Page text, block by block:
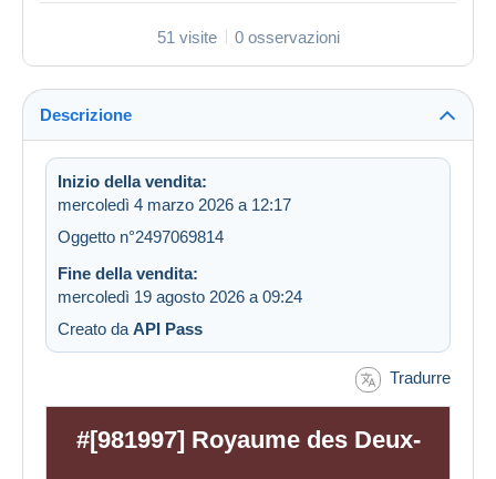
51 visite 0 osservazioni
Descrizione
Inizio della vendita:
mercoledì 4 marzo 2026 a 12:17
Oggetto n°2497069814
Fine della vendita:
mercoledì 19 agosto 2026 a 09:24
Creato da API Pass
Tradurre
#[981997] Royaume des Deux-